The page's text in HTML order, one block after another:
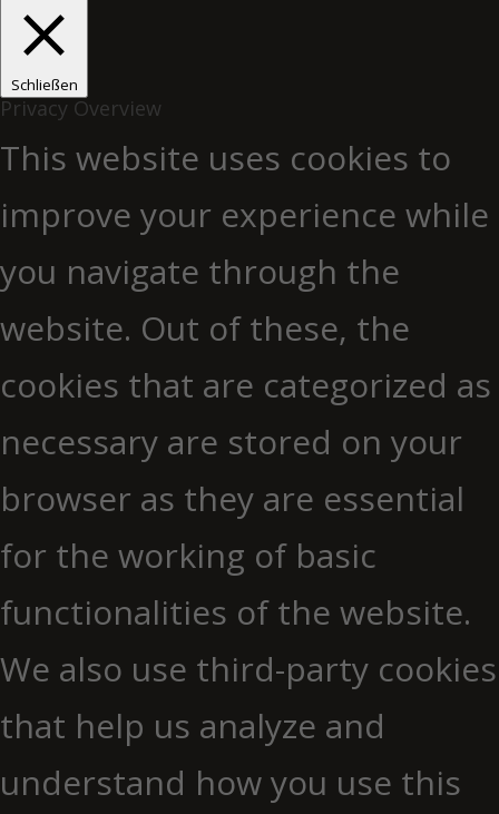
Schließen
Privacy Overview
This website uses cookies to
improve your experience while
you navigate through the
website. Out of these, the
cookies that are categorized as
necessary are stored on your
browser as they are essential
for the working of basic
functionalities of the website.
We also use third-party cookies
that help us analyze and
understand how you use this